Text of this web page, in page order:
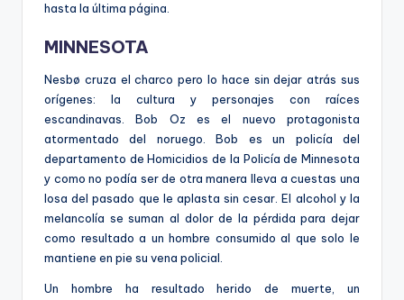
hasta la última página.
MINNESOTA
Nesbø cruza el charco pero lo hace sin dejar atrás sus
orígenes: la cultura y personajes con raíces
escandinavas. Bob Oz es el nuevo protagonista
atormentado del noruego. Bob es un policía del
departamento de Homicidios de la Policía de Minnesota
y como no podía ser de otra manera lleva a cuestas una
losa del pasado que le aplasta sin cesar. El alcohol y la
melancolía se suman al dolor de la pérdida para dejar
como resultado a un hombre consumido al que solo le
mantiene en pie su vena policial.
Un hombre ha resultado herido de muerte, un